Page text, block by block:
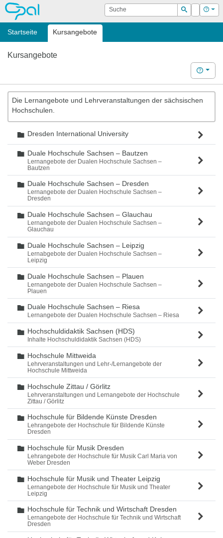
OPAL Suche
Suchen
Login Hilfe
Startseite Kursangebote
Kursangebote
Hilfe
Die Lernangebote und Lehrveranstaltungen der sächsischen
Hochschulen.
Ordner
Dresden International University
Ordner
Duale Hochschule Sachsen – Bautzen
Lernangebote der Dualen Hochschule Sachsen –
Bautzen
Ordner
Duale Hochschule Sachsen – Dresden
Lernangebote der Dualen Hochschule Sachsen –
Dresden
Ordner
Duale Hochschule Sachsen – Glauchau
Lernangebote der Dualen Hochschule Sachsen –
Glauchau
Ordner
Duale Hochschule Sachsen – Leipzig
Lernabgebote der Dualen Hochschule Sachsen –
Leipzig
Ordner
Duale Hochschule Sachsen – Plauen
Lernangebote der Dualen Hochschule Sachsen –
Plauen
Ordner
Duale Hochschule Sachsen – Riesa
Lernangebote der Dualen Hochschule Sachsen – Riesa
Ordner
Hochschuldidaktik Sachsen (HDS)
Inhalte Hochschuldidaktik Sachsen (HDS)
Ordner
Hochschule Mittweida
Lehrveranstaltungen und Lehr-/Lernangebote der
Hochschule Mittweida
Ordner
Hochschule Zittau / Görlitz
Lehrveranstaltungen und Lernangebote der Hochschule
Zittau / Görlitz
Ordner
Hochschule für Bildende Künste Dresden
Lehrangebote der Hochschule für Bildende Künste
Dresden
Ordner
Hochschule für Musik Dresden
Lehrangebote der Hochschule für Musik Carl Maria von
Weber Dresden
Ordner
Hochschule für Musik und Theater Leipzig
Lernangebote der Hochschule für Musik und Theater
Leipzig
Ordner
Hochschule für Technik und Wirtschaft Dresden
Lernangebote der Hochschule für Technik und Wirtschaft
Dresden